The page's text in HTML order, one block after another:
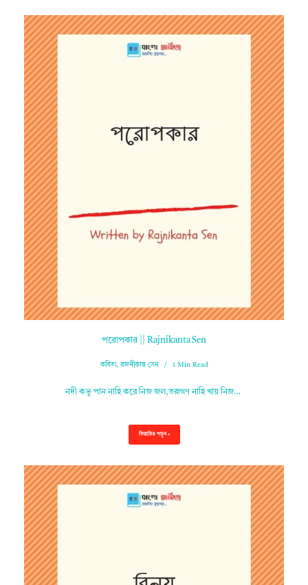
পরোপকার || Rajnikanta Sen
কবিতা,রজনীকান্ত সেন 1 Min Read
নদী কভু পান নাহি করে নিজ জল,তরুগণ নাহি খায় নিজ…
বিস্তারিত পড়ুন »